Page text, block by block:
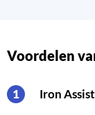
Voordelen
1 Iron